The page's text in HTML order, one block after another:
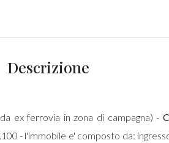
Descrizione
ex ferrovia in zona di campagna) -
- l'immobile e' composto da: